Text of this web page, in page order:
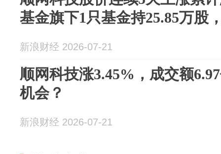
基金旗下1只基金持25.85万股
新浪财经 2026-07-21
顺网科技涨3.45%，成交额
机会？
新浪财经 2026-07-21